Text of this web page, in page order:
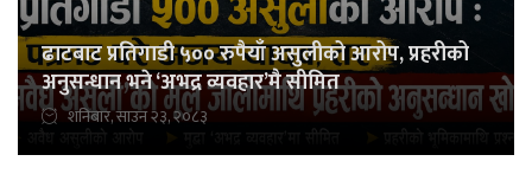
ढाटबाट प्रतिगाडी ५०० रुपैयाँ असुलीको आरोप, प्रहरीको
अनुसन्धान भने ‘अभद्र व्यवहार’मै सीमित
शनिबार, साउन २३, २०८३